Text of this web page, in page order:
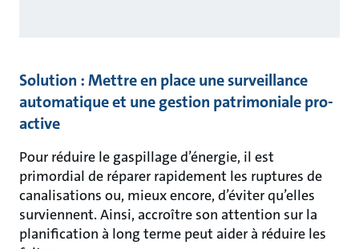
Solution : Mettre en place une surveillance
automatique et une gestion patrimoniale pro-
active
Pour réduire le gaspillage d’énergie, il est
primordial de réparer rapidement les ruptures de
canalisations ou, mieux encore, d’éviter qu’elles
surviennent. Ainsi, accroître son attention sur la
planification à long terme peut aider à réduire les